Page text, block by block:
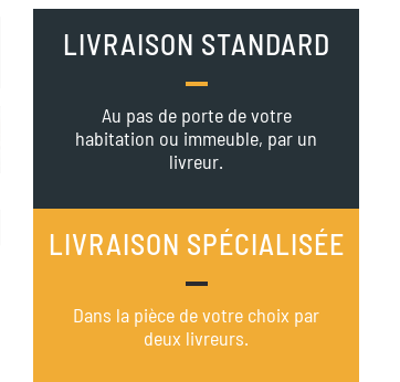
LIVRAISON STANDARD
Au pas de porte de votre
habitation ou immeuble, par un
livreur.
LIVRAISON SPÉCIALISÉE
Dans la pièce de votre choix par
deux livreurs.